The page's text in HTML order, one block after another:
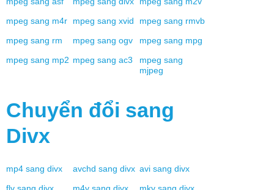
mpeg sang m4r mpeg sang xvid mpeg sang rmvb
mpeg sang rm mpeg sang ogv mpeg sang mpg
mpeg sang mp2 mpeg sang ac3 mpeg sang
mjpeg
Chuyển đổi sang
Divx
mp4 sang divx avchd sang divx avi sang divx